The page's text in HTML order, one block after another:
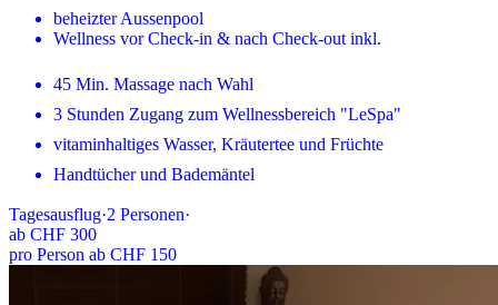
beheizter Aussenpool
Wellness vor Check-in & nach Check-out inkl.
45 Min. Massage nach Wahl
3 Stunden Zugang zum Wellnessbereich "LeSpa"
vitaminhaltiges Wasser, Kräutertee und Früchte
Handtücher und Bademäntel
Tagesausflug·2 Personen·
ab CHF 300
pro Person ab CHF 150